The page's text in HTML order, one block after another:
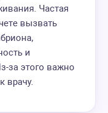
Частая
вызвать
и
за этого важно
врачу.